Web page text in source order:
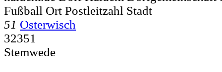
Fußball Ort Postleitzahl Stadt
51 Osterwisch
32351
Stemwede